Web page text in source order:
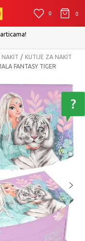
0 0
NAKIT
KUTIJE ZA NAKIT
FANTASY TIGER